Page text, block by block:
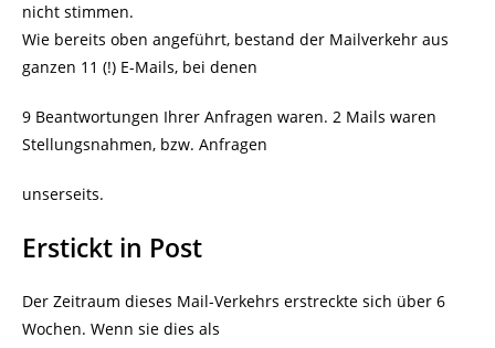
nicht stimmen.
Wie bereits oben angeführt, bestand der Mailverkehr aus
ganzen 11 (!) E-Mails, bei denen
9 Beantwortungen Ihrer Anfragen waren. 2 Mails waren
Stellungsnahmen, bzw. Anfragen
unserseits.
Erstickt in Post
Der Zeitraum dieses Mail-Verkehrs erstreckte sich über 6
Wochen. Wenn sie dies als